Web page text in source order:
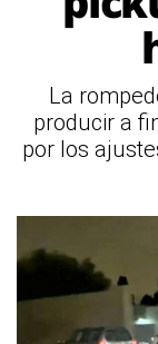
La
producir a
por los